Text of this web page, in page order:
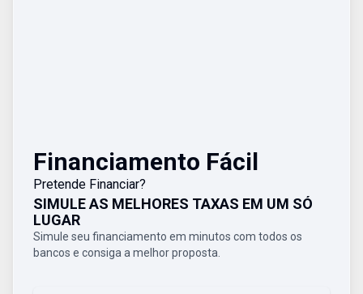
Financiamento Fácil
Pretende Financiar?
SIMULE AS MELHORES TAXAS EM UM SÓ
LUGAR
Simule seu financiamento em minutos com todos os
bancos e consiga a melhor proposta.